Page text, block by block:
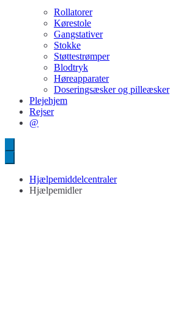
Rollatorer
Kørestole
Gangstativer
Stokke
Støttestrømper
Blodtryk
Høreapparater
Doseringsæsker og pilleæsker
Plejehjem
Rejser
@
Hjælpemiddelcentraler
Hjælpemidler